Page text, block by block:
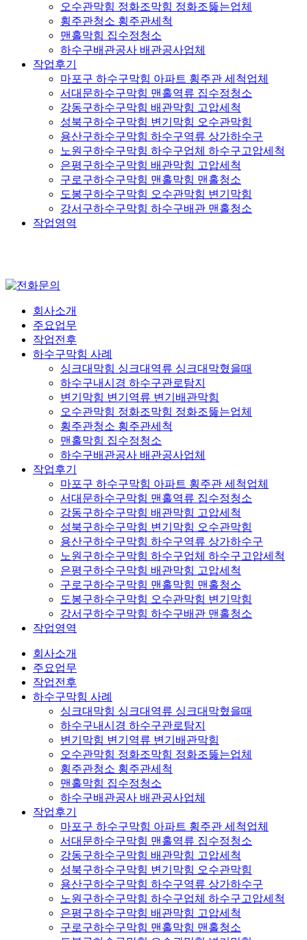
오수관막힘 정화조막힘 정화조뚫는업체
횡주관청소 횡주관세척
맨홀막힘 집수정청소
하수구배관공사 배관공사업체
작업후기
마포구 하수구막힘 아파트 횡주관 세척업체
서대문하수구막힘 맨홀역류 집수정청소
강동구하수구막힘 배관막힘 고압세척
성북구하수구막힘 변기막힘 오수관막힘
용산구하수구막힘 하수구역류 상가하수구
노원구하수구막힘 하수구업체 하수구고압세척
은평구하수구막힘 배관막힘 고압세척
구로구하수구막힘 맨홀막힘 맨홀청소
도봉구하수구막힘 오수관막힘 변기막힘
강서구하수구막힘 하수구배관 맨홀청소
작업영역
회사소개
주요업무
작업전후
하수구막힘 사례
싱크대막힘 싱크대역류 싱크대막혔을때
하수구내시경 하수구관로탐지
변기막힘 변기역류 변기배관막힘
오수관막힘 정화조막힘 정화조뚫는업체
횡주관청소 횡주관세척
맨홀막힘 집수정청소
하수구배관공사 배관공사업체
작업후기
마포구 하수구막힘 아파트 횡주관 세척업체
서대문하수구막힘 맨홀역류 집수정청소
강동구하수구막힘 배관막힘 고압세척
성북구하수구막힘 변기막힘 오수관막힘
용산구하수구막힘 하수구역류 상가하수구
노원구하수구막힘 하수구업체 하수구고압세척
은평구하수구막힘 배관막힘 고압세척
구로구하수구막힘 맨홀막힘 맨홀청소
도봉구하수구막힘 오수관막힘 변기막힘
강서구하수구막힘 하수구배관 맨홀청소
작업영역
회사소개
주요업무
작업전후
하수구막힘 사례
싱크대막힘 싱크대역류 싱크대막혔을때
하수구내시경 하수구관로탐지
변기막힘 변기역류 변기배관막힘
오수관막힘 정화조막힘 정화조뚫는업체
횡주관청소 횡주관세척
맨홀막힘 집수정청소
하수구배관공사 배관공사업체
작업후기
마포구 하수구막힘 아파트 횡주관 세척업체
서대문하수구막힘 맨홀역류 집수정청소
강동구하수구막힘 배관막힘 고압세척
성북구하수구막힘 변기막힘 오수관막힘
용산구하수구막힘 하수구역류 상가하수구
노원구하수구막힘 하수구업체 하수구고압세척
은평구하수구막힘 배관막힘 고압세척
구로구하수구막힘 맨홀막힘 맨홀청소